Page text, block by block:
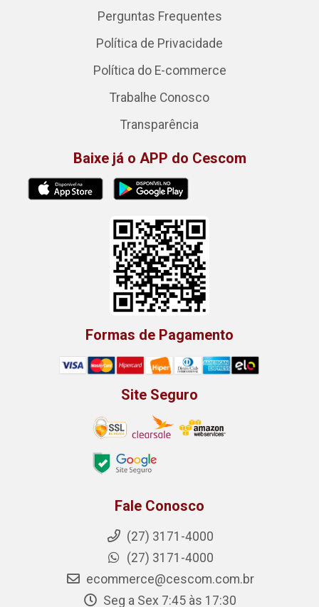
Perguntas Frequentes
Política de Privacidade
Política do E-commerce
Trabalhe Conosco
Transparência
Baixe já o APP do Cescom
Formas de Pagamento
Site Seguro
Fale Conosco
(27) 3171-4000
(27) 3171-4000
ecommerce@cescom.com.br
Seg a Sex 7:45 às 17:30